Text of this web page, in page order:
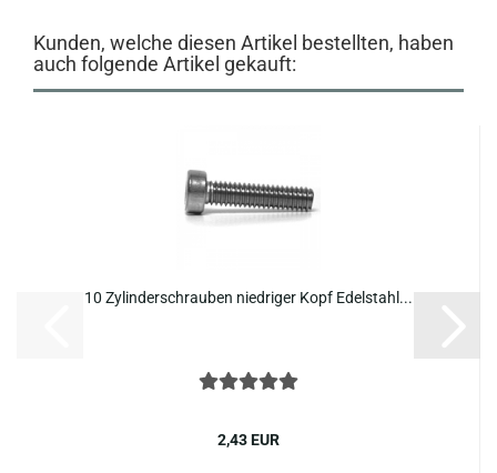
Kunden, welche diesen Artikel bestellten, haben
auch folgende Artikel gekauft:
10 Zy­lin­der­schrau­ben nied­ri­ger Kopf Edel­stahl...
2,43 EUR